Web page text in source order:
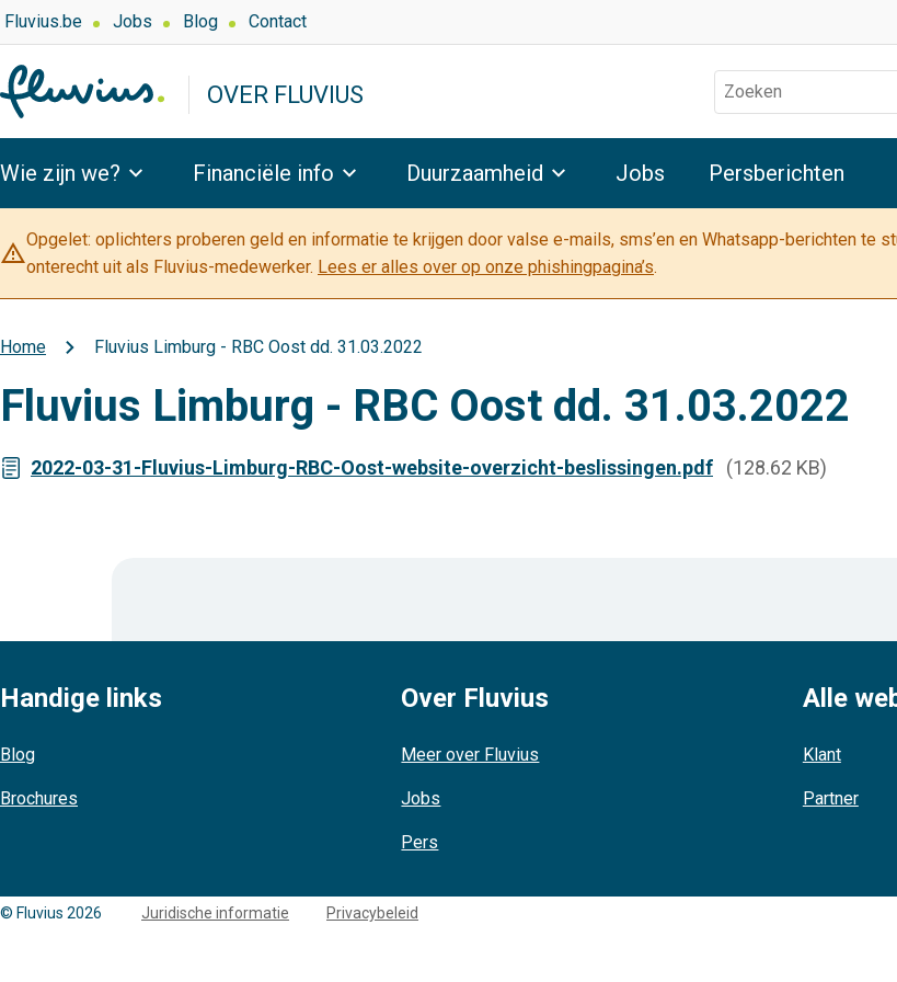
Overslaan
en
naar
de
inhoud
gaan
Top
navigation
Over
Fluvius
Fluvius.be Jobs Blog Contact
OVER FLUVIUS
Zoeken
Wie zijn we? Financiële info Duurzaamheid Jobs Persberichten
warning_amber
Opgelet: oplichters proberen geld en informatie te krijgen door valse e-mails, sms’en en Whatsapp-berichten te
onterecht uit als Fluvius-medewerker. Lees er alles over op onze phishingpagina’s.
Kruimelpad
Home Fluvius Limburg - RBC Oost dd. 31.03.2022
Fluvius Limburg - RBC Oost dd. 31.03.2022
2022-03-31-Fluvius-Limburg-RBC-Oost-website-overzicht-beslissingen.pdf (128.62 KB)
Handige links
Blog
Brochures
Over Fluvius
Meer over Fluvius
Jobs
Pers
Alle
Klant
Partner
© Fluvius 2026
Copyright
Juridische informatie Privacybeleid